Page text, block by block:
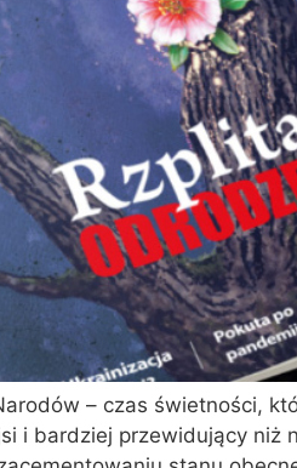
– czas świetności,
i bardziej przewidujący niż